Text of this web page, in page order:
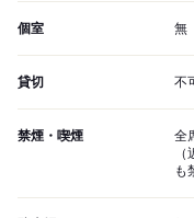
個室 無
貸切 不
禁煙・喫煙
全
も